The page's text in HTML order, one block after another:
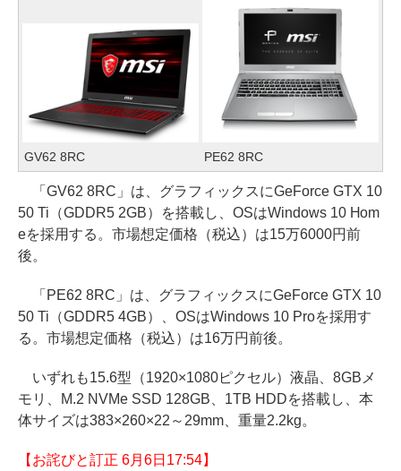
GV62 8RC PE62 8RC
「GV62 8RC」は、グラフィックスにGeForce GTX 10
50 Ti（GDDR5 2GB）を搭載し、OSはWindows 10 Hom
eを採用する。市場想定価格（税込）は15万6000円前
後。
「PE62 8RC」は、グラフィックスにGeForce GTX 10
50 Ti（GDDR5 4GB）、OSはWindows 10 Proを採用す
る。市場想定価格（税込）は16万円前後。
いずれも15.6型（1920×1080ピクセル）液晶、8GBメ
モリ、M.2 NVMe SSD 128GB、1TB HDDを搭載し、本
体サイズは383×260×22～29mm、重量2.2kg。
【お詫びと訂正 6月6日17:54】